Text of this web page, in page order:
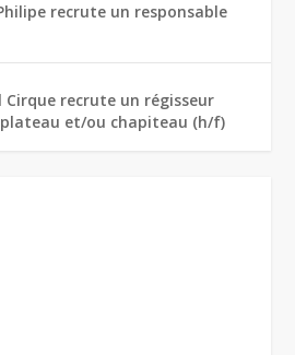
recrute un responsable
Cirque recrute un régisseur
et/ou chapiteau (h/f)